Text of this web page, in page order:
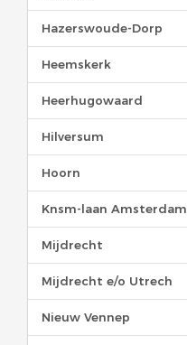
Hazerswoude-Dorp
Heemskerk
Heerhugowaard
Hilversum
Hoorn
Knsm-laan Amsterdam
Mijdrecht
Mijdrecht e/o Utrech
Nieuw Vennep